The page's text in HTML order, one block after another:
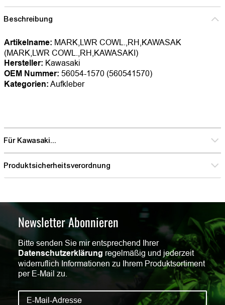
Beschreibung
Artikelname: MARK,LWR COWL.,RH,KAWASAK
(MARK,LWR COWL.,RH,KAWASAKI)
Hersteller: Kawasaki
OEM Nummer: 56054-1570 (560541570)
Kategorien: Aufkleber
Für Kawasaki...
Produktsicherheitsverordnung
Newsletter Abonnieren
Bitte senden Sie mir entsprechend Ihrer
Datenschutzerklärung regelmäßig und jederzeit
widerruflich Informationen zu Ihrem Produktsortiment
per E-Mail zu.